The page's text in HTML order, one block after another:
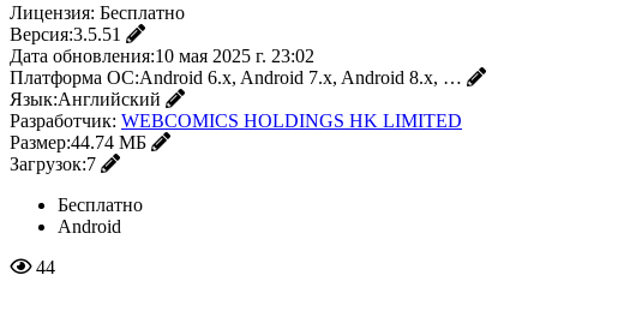
Лицензия: Бесплатно
Версия:3.5.51
Дата обновления:10 мая 2025 г. 23:02
Платформа ОС:Android 6.x, Android 7.x, Android 8.x, …
Язык:Английский
Разработчик: WEBCOMICS HOLDINGS HK LIMITED
Размер:44.74 МБ
Загрузок:7
Бесплатно
Android
44